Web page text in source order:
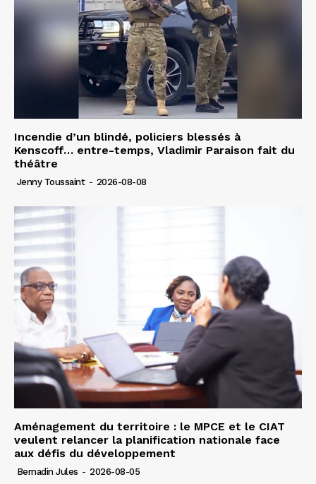
Incendie d’un blindé, policiers blessés à
Kenscoff… entre-temps, Vladimir Paraison fait du
théâtre
Jenny Toussaint - 2026-08-08
Aménagement du territoire : le MPCE et le CIAT
veulent relancer la planification nationale face
aux défis du développement
Bernadin Jules - 2026-08-05